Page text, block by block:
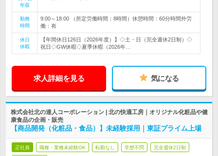
年収
勤務
時間
9:00～18:00 （所定労働時間：8時間）休憩時間：60分時間外労
働：有
休日
休暇
【年間休日126日（2026年度）】◇土・日（完全週休2日制）◇
祝日◇GW休暇◇夏季休暇（2026年…
求人詳細を見る 気になる
株式会社北の達人コーポレーション | 北の快適工房｜オリジナル化粧品や健
康食品の企画・販売
【商品開発（化粧品・食品）】未経験採用｜東証プライム上場
正社員 職種・業種未経験OK 転勤なし 学歴不問 完全週休2日制